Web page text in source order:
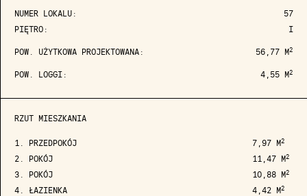
NUMER LOKALU:
57
PIĘTRO:
I
POW. UŻYTKOWA PROJEKTOWANA: 56,77 M2
POW. LOGGI: 4,55 M2
RZUT MIESZKANIA
1. PRZEDPOKÓJ 7,97 M2
2. POKÓJ 11,47 M2
3. POKÓJ 10,88 M2
4. ŁAZIENKA 4,42 M2